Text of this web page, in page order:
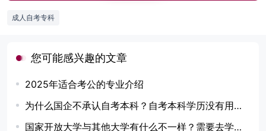
成人自考专科
您可能感兴趣的文章
2025年适合考公的专业介绍
为什么国企不承认自考本科？自考本科学历没有用吗？
国家开放大学与其他大学有什么不一样？需要去学校上课吗？